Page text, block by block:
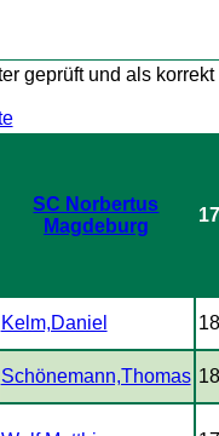
SC Norbertus
Magdeburg
Kelm,Daniel
Schönemann,Thomas